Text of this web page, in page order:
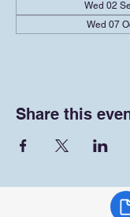
Wed 02
Wed 07
Share this